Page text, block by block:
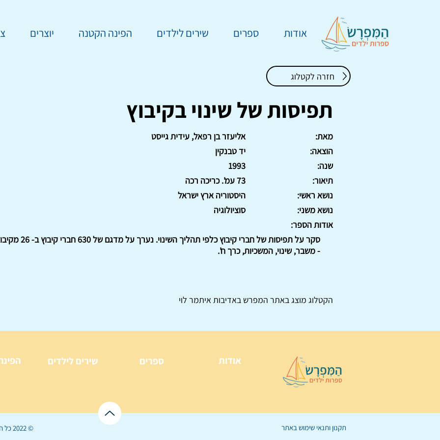
אודות ספרים שירים לילדים הפינה הקטנה יוצרים
חזרה לקטלוג
תפיסות של שינוי בקיבוץ
אליעזר בן רפאל, עידית גייסט
מאת:
יד טבנקין
הוצאה:
1993
שנה:
73 עמ'. כריכה רכה
תיאור:
היסטוריה ארץ ישראל
נושא ראשי:
סוציולוגיה
נושא משני:
אודות הספר:
סקר על תפיסות
- משבר, שינוי, המשכיות, כרך ח'.
הקטלוג מוצג באתר המפרש באדיבות איתמר לוי
שירים לילדים ספרים אודות
© 2022 כל הזכויות שמורות ל תקנון ותנאי שימוש באתר